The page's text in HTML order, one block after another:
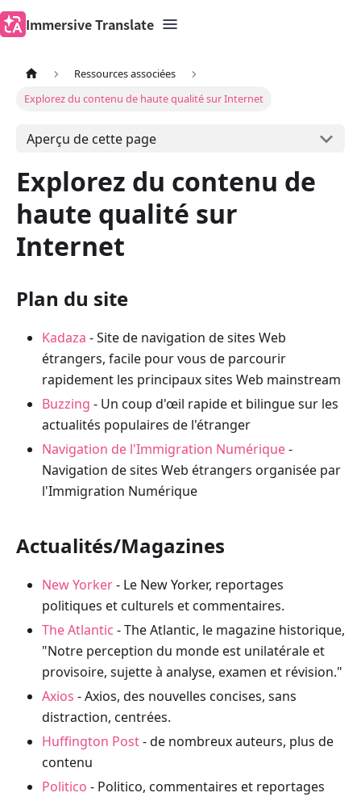
Immersive Translate
Ressources associées
Explorez du contenu de haute qualité sur Internet
Aperçu de cette page
Explorez du contenu de
haute qualité sur
Internet
Plan du site
Kadaza - Site de navigation de sites Web
étrangers, facile pour vous de parcourir
rapidement les principaux sites Web mainstream
Buzzing - Un coup d'œil rapide et bilingue sur les
actualités populaires de l'étranger
Navigation de l'Immigration Numérique-
Navigation de sites Web étrangers organisée par
l'Immigration Numérique
Actualités/Magazines
New Yorker- Le New Yorker, reportages
politiques et culturels et commentaires.
The Atlantic - The Atlantic, le magazine historique,
"Notre perception du monde est unilatérale et
provisoire, sujette à analyse, examen et révision."
Axios - Axios, des nouvelles concises, sans
distraction, centrées.
Huffington Post- de nombreux auteurs, plus de
contenu
Politico - Politico, commentaires et reportages